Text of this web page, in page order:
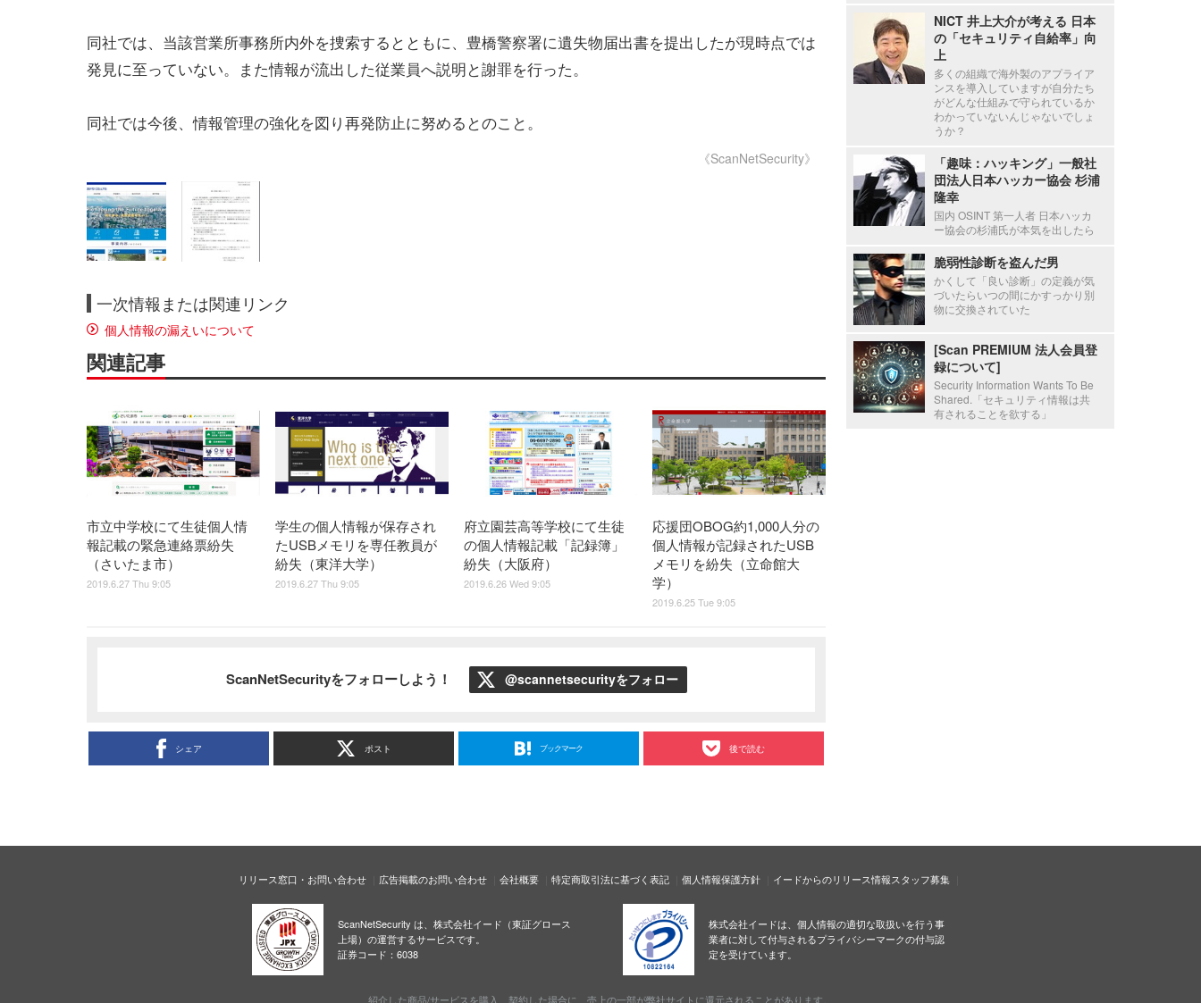
同社では、当該営業所事務所内外を捜索するとともに、豊橋警察署に遺失物届出書を提出したが現時点では
発見に至っていない。また情報が流出した従業員へ説明と謝罪を行った。
同社では今後、情報管理の強化を図り再発防止に努めるとのこと。
《ScanNetSecurity》
一次情報または関連リンク
個人情報の漏えいについて
関連記事
市立中学校にて生徒個人情
報記載の緊急連絡票紛失
（さいたま市）
2019.6.27 Thu 9:05
学生の個人情報が保存され
たUSBメモリを専任教員が
紛失（東洋大学）
2019.6.27 Thu 9:05
府立園芸高等学校にて生徒
の個人情報記載「記録簿」
紛失（大阪府）
2019.6.26 Wed 9:05
応援団OBOG約1,000人分の
個人情報が記録されたUSB
メモリを紛失（立命館大
学）
2019.6.25 Tue 9:05
ScanNetSecurityをフォローしよう！ @scannetsecurityをフォロー
シェア ポスト ブックマーク 後で読む
NICT 井上大介が考える 日本
の「セキュリティ自給率」向
上
多くの組織で海外製のアプライア
ンスを導入していますが自分たち
がどんな仕組みで守られているか
わかっていないんじゃないでしょ
うか？
「趣味：ハッキング」一般社
団法人日本ハッカー協会 杉浦
隆幸
国内 OSINT 第一人者 日本ハッカ
ー協会の杉浦氏が本気を出したら
脆弱性診断を盗んだ男
かくして「良い診断」の定義が気
づいたらいつの間にかすっかり別
物に交換されていた
[Scan PREMIUM 法人会員登
録について]
Security Information Wants To Be
Shared.「セキュリティ情報は共
有されることを欲する」
リリース窓口・お問い合わせ 広告掲載のお問い合わせ 会社概要 特定商取引法に基づく表記 個人情報保護方針 イードからのリリース情報スタッフ募集
ScanNetSecurity は、株式会社イード（東証グロース
上場）の運営するサービスです。
証券コード：6038
株式会社イードは、個人情報の適切な取扱いを行う事
業者に対して付与されるプライバシーマークの付与認
定を受けています。
紹介した商品/サービスを購入、契約した場合に、売上の一部が弊社サイトに還元されることがあります。